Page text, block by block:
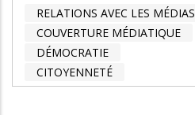
RELATIONS AVEC LES MÉDIAS
COUVERTURE MÉDIATIQUE
DÉMOCRATIE
CITOYENNETÉ